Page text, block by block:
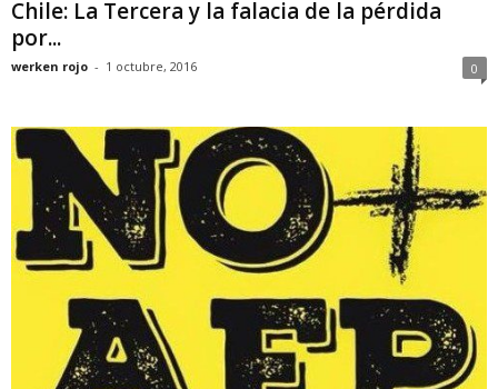
Chile: La Tercera y la falacia de la pérdida
por...
werken rojo - 1 octubre, 2016 0